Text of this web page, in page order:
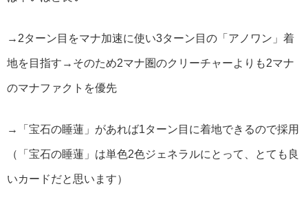
→2ターン目をマナ加速に使い3ターン目の「アノワン」着
地を目指す→そのため2マナ圏のクリーチャーよりも2マナ
のマナファクトを優先
→「宝石の睡蓮」があれば1ターン目に着地できるので採用
（「宝石の睡蓮」は単色2色ジェネラルにとって、とても良
いカードだと思います）